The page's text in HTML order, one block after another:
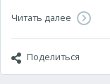
Читать далее
Поделиться